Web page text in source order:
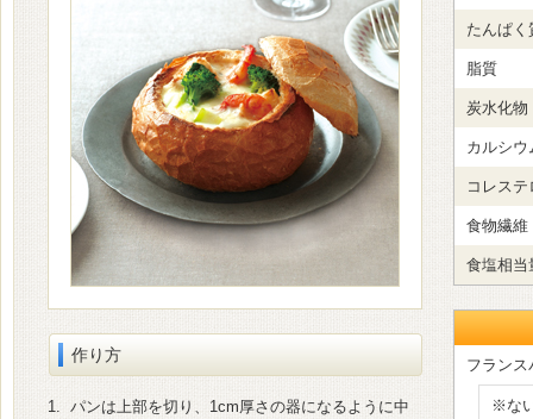
作り方
1. パンは上部を切り、1cm厚さの器になるように中
たんぱく
脂質
炭水化物
カルシウ
コレステ
食物繊維
食塩相当
フラン
※な